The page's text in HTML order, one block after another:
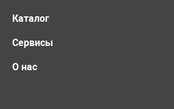
Каталог
Сервисы
О нас